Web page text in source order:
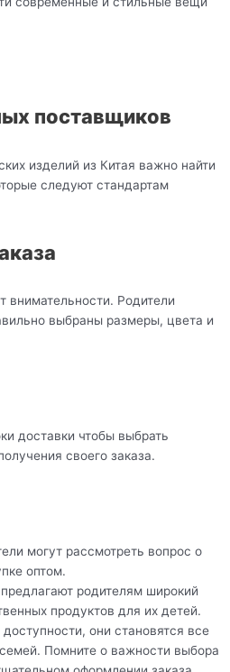
поставщиков
изделий из Китая важно найти
следуют стандартам
внимательности. Родители
выбраны размеры, цвета и
доставки чтобы выбрать
своего заказа.
могут рассмотреть вопрос о
оптом.
родителям широкий
продуктов для их детей.
они становятся все
Помните о важности выбора